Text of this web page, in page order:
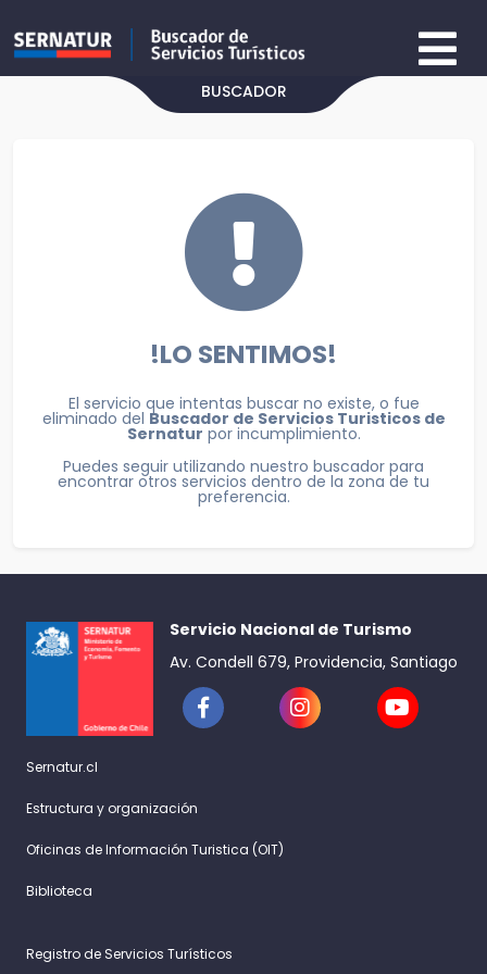
BUSCADOR
!LO SENTIMOS!
El servicio que intentas buscar no existe, o fue
eliminado del Buscador de Servicios Turisticos de
Sernatur por incumplimiento.
Puedes seguir utilizando nuestro buscador para
encontrar otros servicios dentro de la zona de tu
preferencia.
Servicio Nacional de Turismo
Av. Condell 679, Providencia, Santiago
Sernatur.cl
Estructura y organización
Oficinas de Información Turistica (OIT)
Biblioteca
Registro de Servicios Turísticos